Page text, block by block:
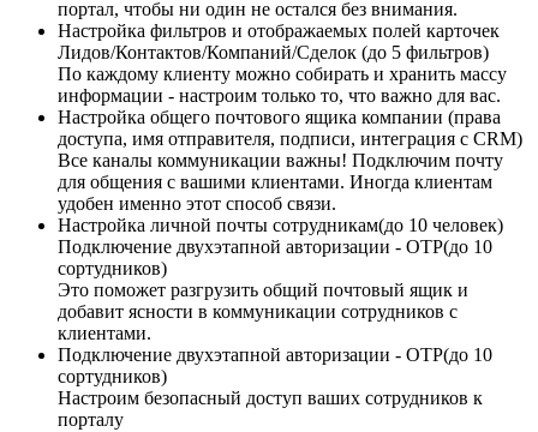
портал, чтобы ни один не остался без внимания.
Настройка фильтров и отображаемых полей карточек
Лидов/Контактов/Компаний/Сделок (до 5 фильтров)
По каждому клиенту можно собирать и хранить массу
информации - настроим только то, что важно для вас.
Настройка общего почтового ящика компании (права
доступа, имя отправителя, подписи, интеграция с CRM)
Все каналы коммуникации важны! Подключим почту
для общения с вашими клиентами. Иногда клиентам
удобен именно этот способ связи.
Настройка личной почты сотрудникам(до 10 человек)
Подключение двухэтапной авторизации - OTP(до 10
сортудников)
Это поможет разгрузить общий почтовый ящик и
добавит ясности в коммуникации сотрудников с
клиентами.
Подключение двухэтапной авторизации - OTP(до 10
сортудников)
Настроим безопасный доступ ваших сотрудников к
порталу